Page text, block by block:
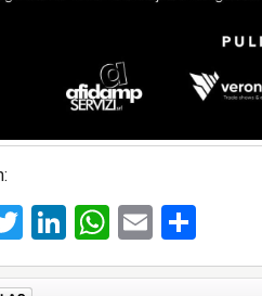
Twitter
LinkedIn
WhatsApp
EmailShare